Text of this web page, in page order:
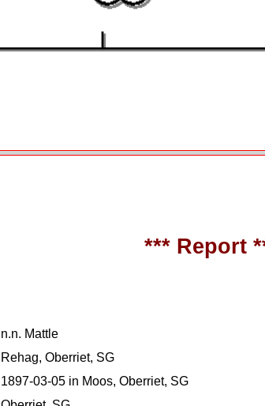
*** Report
n.n. Mattle
Rehag, Oberriet, SG
1897-03-05 in Moos, Oberriet, SG